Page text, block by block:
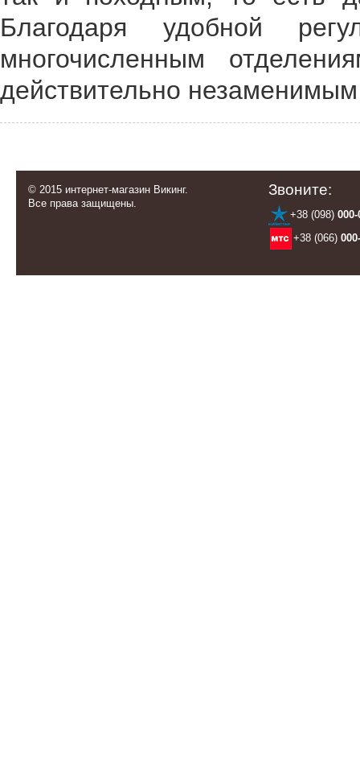
Благодаря удобной
многочисленным
действительно
© 2015 интернет-магазин Викинг.
Все права защищены.
Звоните:
+38 (098) 000-
+38 (066)